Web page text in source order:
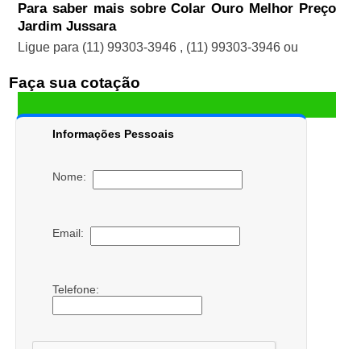
Para saber mais sobre Colar Ouro Melhor Preço
Jardim Jussara
Ligue para (11) 99303-3946 , (11) 99303-3946 ou
Faça sua cotação
Informações Pessoais
Nome:
Email:
Telefone: